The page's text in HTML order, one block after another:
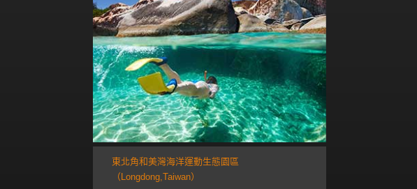
東北角和美灣海洋運動生態園區
（Longdong,Taiwan）